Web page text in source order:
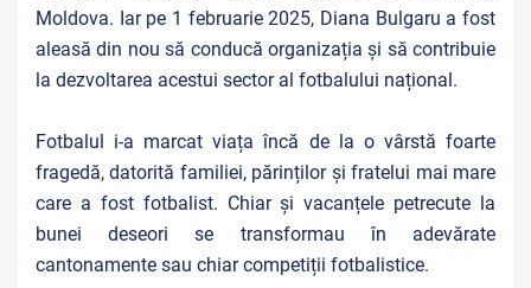
Moldova. Iar pe 1 februarie 2025, Diana Bulgaru a fost
aleasă din nou să conducă organizația și să contribuie
la dezvoltarea acestui sector al fotbalului național.
Fotbalul i-a marcat viața încă de la o vârstă foarte
fragedă, datorită familiei, părinților și fratelui mai mare
care a fost fotbalist. Chiar și vacanțele petrecute la
bunei deseori se transformau în adevărate
cantonamente sau chiar competiții fotbalistice.